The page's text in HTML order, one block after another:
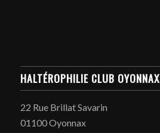
HALTÉROPHILIE CLUB OYONNAX
22 Rue Brillat Savarin
01100 Oyonnax